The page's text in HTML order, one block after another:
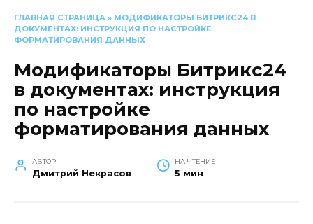
ГЛАВНАЯ СТРАНИЦА » МОДИФИКАТОРЫ БИТРИКС24 В
ДОКУМЕНТАХ: ИНСТРУКЦИЯ ПО НАСТРОЙКЕ
ФОРМАТИРОВАНИЯ ДАННЫХ
Модификаторы Битрикс24
в документах: инструкция
по настройке
форматирования данных
АВТОР
Дмитрий Некрасов
НА ЧТЕНИЕ
5 мин